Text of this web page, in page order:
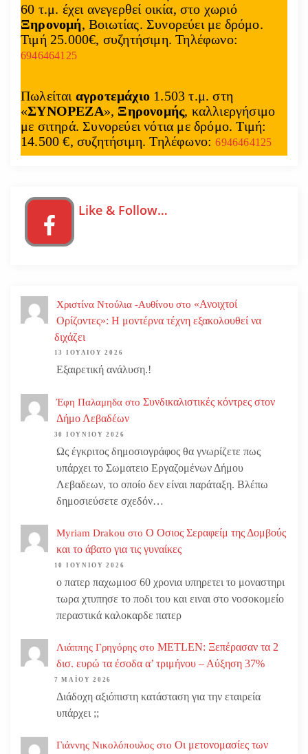
ρ
θ
ω
ν
60 τ.μ. έχει ανεγερθεί οικία, στο χωριό
Ξηρονομή, Βοιωτίας. Συνορεύει με δρόμο.
Τιμή 25.000€, συζητήσιμη. Τηλέφωνο:
6946464125
Πωλείται αγροτεμάχιο 1.503 τ.μ. στη
«ΣΥΝΟΡΕΖΑ», Ξηρονομής, καλλιεργήσιμο
με σιτηρά. Συνορεύει νότια με δρόμο. Τιμή:
14.500 €, συζητήσιμη. Τηλέφωνο:6946464125
Like & Follow…
Χριστίνα Ντούλια -Αυθίνου στο «Ανοιχτοί
Ορίζοντες»: Η μοντέρνα τέχνη εξακολουθεί να
διχάζει
13 ΙΟΥΛΊΟΥ 2026
Εξαιρετική ανάλυση.!
Έφη Παλαμηδα στο Συνδικαλιστικές κόντρες στον
Δήμο Λεβαδέων
30 ΙΟΥΝΊΟΥ 2026
Ως έγκριτος δημοσιογράφος θα γνωρίζετε πως
υπάρχει το Σωματειο Εργαζομένων Δήμου
Λεβαδεων, το οποίο δεν είναι παράταξη. Βλέπω
δημοσιεύσετε σχεδόν…
Myriam Drakou στο Ο Οσιος Σεραφείμ της Δομβούς
και το άβατο για τις γυναίκες
10 ΙΟΥΝΊΟΥ 2026
ο πατερ παχωμιοσ 60 χρονια υπηρετει το μοναστηρι
τωρα χτυπησε το ποδι του και ειναι στο νοσοκομείο
περαστικά καλοκαρδε πατερ
Λιάππης Γρηγόρης στο METLEN: Ξεπέρασαν τα 2
δισ. ευρώ τα έσοδα α’ τριμήνου – Αύξηση 37%
7 ΜΑΪ́ΟΥ 2026
Διάδοχη αξιόπιστη κατάσταση για την εταιρεία
υπάρχει ;;
Γιάννης Νικολόπουλος στο Οι μετονομασίες των